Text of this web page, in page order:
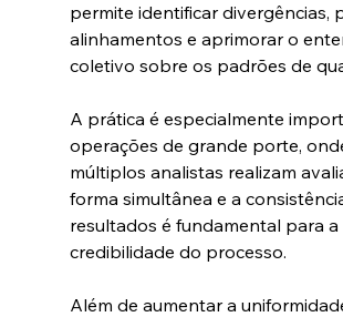
permite identificar divergências,
alinhamentos e aprimorar o
coletivo sobre os padrões de
A prática é especialmente
operações de grande porte,
múltiplos analistas realizam
forma simultânea e a
resultados é fundamental para a
credibilidade do processo.
Além de aumentar a